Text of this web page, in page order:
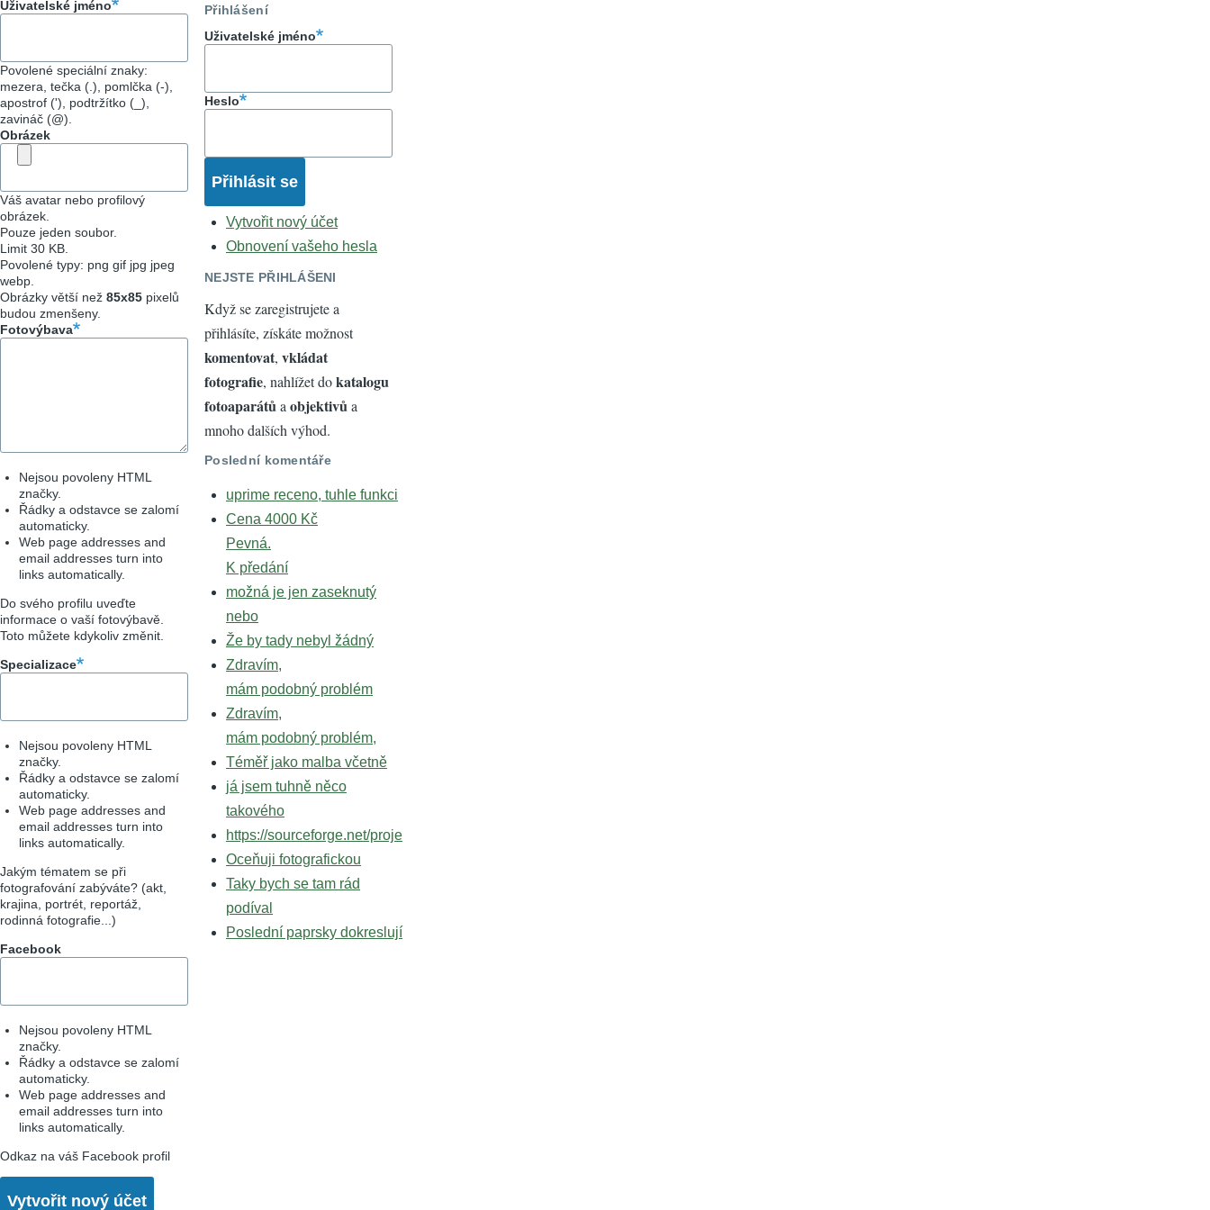
Uživatelské jméno
Povolené speciální znaky:
mezera, tečka (.), pomlčka (-),
apostrof ('), podtržítko (_),
zavináč (@).
Obrázek
Váš avatar nebo profilový
obrázek.
Pouze jeden soubor.
Limit 30 KB.
Povolené typy: png gif jpg jpeg
webp.
Obrázky větší než 85x85 pixelů
budou zmenšeny.
Fotovýbava
Nejsou povoleny HTML
značky.
Řádky a odstavce se zalomí
automaticky.
Web page addresses and
email addresses turn into
links automatically.
Do svého profilu uveďte
informace o vaší fotovýbavě.
Toto můžete kdykoliv změnit.
Specializace
Nejsou povoleny HTML
značky.
Řádky a odstavce se zalomí
automaticky.
Web page addresses and
email addresses turn into
links automatically.
Jakým tématem se při
fotografování zabýváte? (akt,
krajina, portrét, reportáž,
rodinná fotografie...)
Facebook
Nejsou povoleny HTML
značky.
Řádky a odstavce se zalomí
automaticky.
Web page addresses and
email addresses turn into
links automatically.
Odkaz na váš Facebook profil
Přihlášení
Uživatelské jméno
Heslo
Vytvořit nový účet
Obnovení vašeho hesla
NEJSTE PŘIHLÁŠENI
Když se zaregistrujete a
přihlásíte, získáte možnost
komentovat, vkládat
fotografie, nahlížet dokatalogu
fotoaparátůa objektivůa
mnoho dalších výhod.
Poslední komentáře
uprime receno, tuhle funkci
Cena 4000 Kč
Pevná.
K předání
možná je jen zaseknutý
nebo
Že by tady nebyl žádný
Zdravím,
mám podobný problém
Zdravím,
mám podobný problém,
Téměř jako malba včetně
já jsem tuhně něco
takového
https://sourceforge.net/proje
Oceňuji fotografickou
Taky bych se tam rád
podíval
Poslední paprsky dokreslují